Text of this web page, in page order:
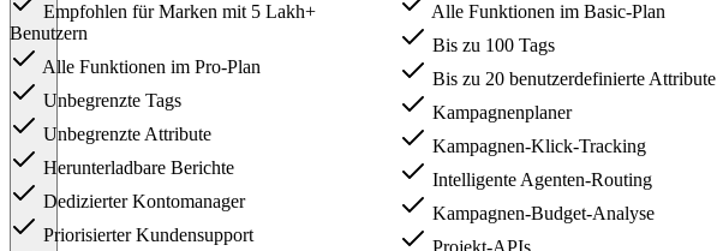
Empfohlen für Marken mit 5 Lakh+
Benutzern
Alle Funktionen im Pro-Plan
Unbegrenzte Tags
Unbegrenzte Attribute
Herunterladbare Berichte
Dedizierter Kontomanager
Priorisierter Kundensupport
Alle Funktionen im Basic-Plan
Bis zu 100 Tags
Bis zu 20 benutzerdefinierte Attribute
Kampagnenplaner
Kampagnen-Klick-Tracking
Intelligente Agenten-Routing
Kampagnen-Budget-Analyse
Projekt-APIs